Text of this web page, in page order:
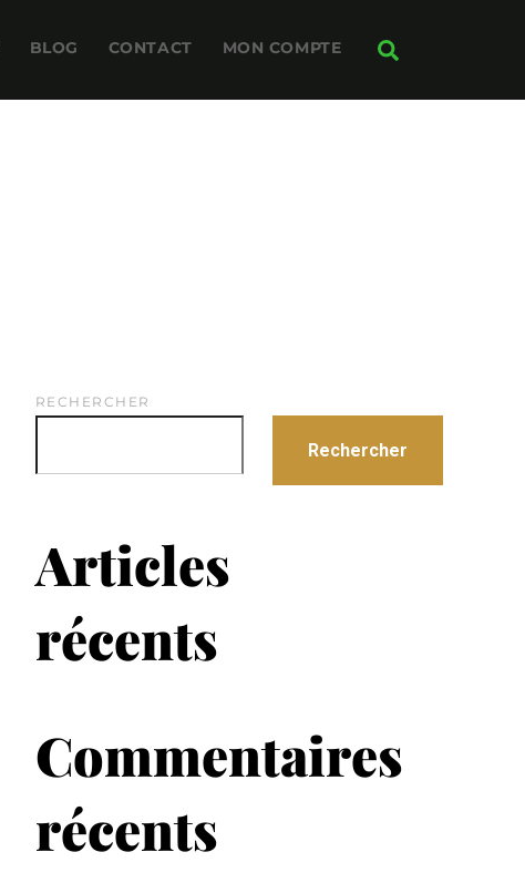
BLOG CONTACT MON COMPTE
RECHERCHER
Rechercher
Articles
récents
Commentaires
récents